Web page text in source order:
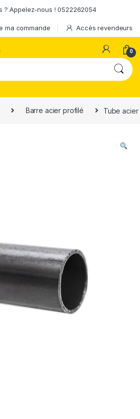
? Appelez-nous ! 0522262054
ma commande Accès revendeurs
0
Barre acier profilé Tube